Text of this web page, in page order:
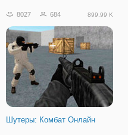
8027 684 899.99 K
Шутеры: Комбат Онлайн